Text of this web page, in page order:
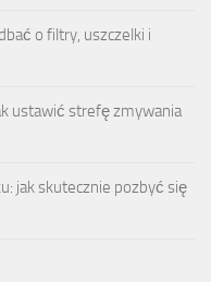
o filtry, uszczelki i
ustawić strefę zmywania
jak skutecznie pozbyć się